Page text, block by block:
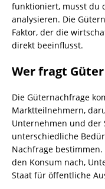
funktioniert, musst du
analysieren. Die
Faktor, der die
direkt beeinflusst.
Wer fragt Güter
Die Güternachfrage
Marktteilnehmern,
Unternehmen und der
unterschiedliche
Nachfrage
den Konsum nach,
Staat für öffentliche